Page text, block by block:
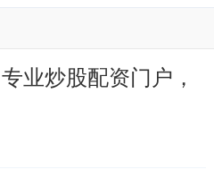
业炒股配资门户，